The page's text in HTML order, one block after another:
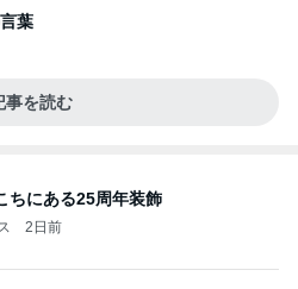
葉
事を読む
ちにある25周年装飾
2日前